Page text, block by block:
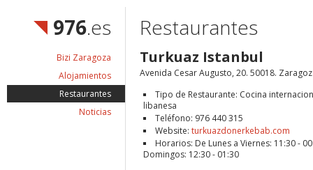
976.es
Bizi Zaragoza
Alojamientos
Restaurantes
Noticias
Restaurantes
Turkuaz Istanbul
Avenida Cesar Augusto, 20. 50018.
Tipo de Restaurante: Cocina
libanesa
Teléfono: 976 440 315
Website: turkuazdonerkebab.com
Horarios: De Lunes a Viernes: 11:30 -
Domingos: 12:30 - 01:30